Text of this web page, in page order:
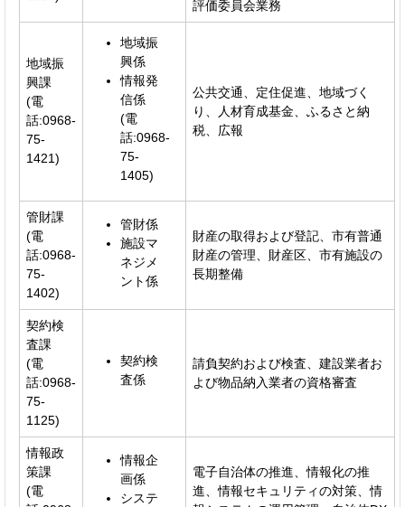
評価委員会業務
地域振
興課
(電
話:0968-
75-
1421)
地域振
興係
情報発
信係
(電
話:0968-
75-
1405)
公共交通、定住促進、地域づく
り、人材育成基金、ふるさと納
税、広報
管財課
(電
話:0968-
75-
1402)
管財係
施設マ
ネジメ
ント係
財産の取得および登記、市有普通
財産の管理、財産区、市有施設の
長期整備
契約検
査課
(電
話:0968-
75-
1125)
契約検
査係
請負契約および検査、建設業者お
よび物品納入業者の資格審査
情報政
策課
(電
情報企
画係
システ
電子自治体の推進、情報化の推
進、情報セキュリティの対策、情